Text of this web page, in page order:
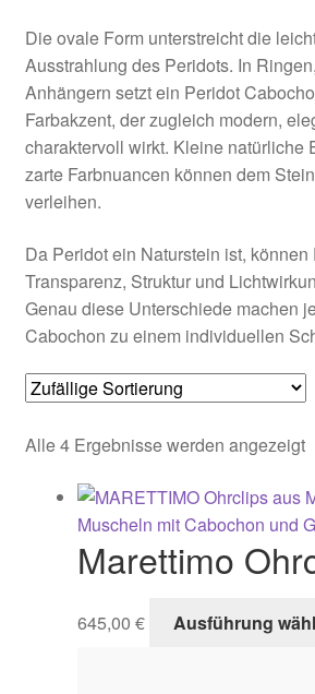
Presse
Registrierung
Richtlinie für Rückerstattungen und
Schmuck-Atelier
Showroom
Sonnia
Warenkorb
Die ovale Form unterstreicht die
Ausstrahlung des Peridots. In
Anhängern setzt ein Peridot
Farbakzent, der zugleich modern,
charaktervoll wirkt. Kleine natürliche
zarte Farbnuancen können dem
verleihen.
Da Peridot ein Naturstein ist, können
Transparenz, Struktur und
Genau diese Unterschiede machen
Cabochon zu einem individuellen
Alle 4 Ergebnisse werden angezeigt
Marettimo
645,00 € Ausführung